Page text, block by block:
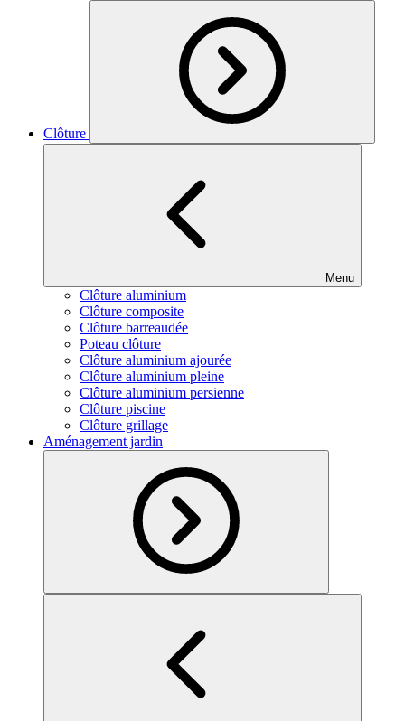
Clôture
Menu
Clôture aluminium
Clôture composite
Clôture barreaudée
Poteau clôture
Clôture aluminium ajourée
Clôture aluminium pleine
Clôture aluminium persienne
Clôture piscine
Clôture grillage
Aménagement jardin